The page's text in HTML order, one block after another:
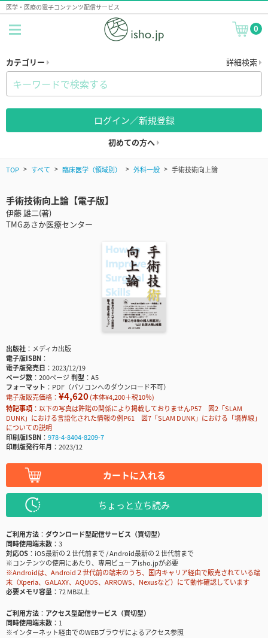
医学・医療の電子コンテンツ配信サービス
0
カテゴリー 詳細検索
ログイン／新規登録
初めての方へ
TOP すべて 臨床医学（領域別） 外科一般 手術技術向上論
手術技術向上論【電子版】
伊藤 雄二(著)
TMGあさか医療センター
出版社
メディカ出版
電子版ISBN
電子版発売日
2023/12/19
ページ数
200ページ判型
A5
フォーマット
PDF（パソコンへのダウンロード不可）
電子版販売価格： ¥4,620(本体¥4,200＋税10％)
特記事項
以下の写真は許諾の関係により掲載しておりませんP57 図2「SLAM
DUNK」における言語化された情報の例P61 図7「SLAM DUNK」における「境界線」
についての説明
印刷版ISBN
978-4-8404-8209-7
印刷版発行年月
2023/12
カートに入れる
ちょっと立ち読み
ご利用方法
ダウンロード型配信サービス（買切型）
同時使用端末数
3
対応OS
iOS最新の２世代前まで / Android最新の２世代前まで
※コンテンツの使用にあたり、専用ビューアisho.jpが必要
※Androidは、Android２世代前の端末のうち、国内キャリア経由で販売されている端
末（Xperia、GALAXY、AQUOS、ARROWS、Nexusなど）にて動作確認しています
必要メモリ容量
72 MB以上
ご利用方法
アクセス型配信サービス（買切型）
同時使用端末数
1
※インターネット経由でのWEBブラウザによるアクセス参照